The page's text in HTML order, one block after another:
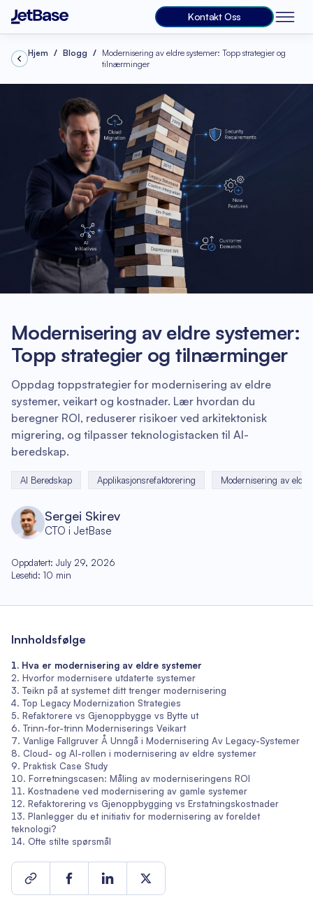
Kontakt Oss
Hjem Blogg
Modernisering av eldre systemer: Topp strategier og
tilnærminger
Modernisering av eldre systemer:
Topp strategier og tilnærminger
Oppdag toppstrategier for modernisering av eldre
systemer, veikart og kostnader. Lær hvordan du
beregner ROI, reduserer risikoer ved arkitektonisk
migrering, og tilpasser teknologistacken til AI-
beredskap.
AI Beredskap Applikasjonsrefaktorering Modernisering av eldre
Sergei Skirev
CTO i JetBase
Oppdatert: July 29, 2026
Lesetid: 10 min
Innholdsfølge
Hva er modernisering av eldre systemer
Hvorfor modernisere utdaterte systemer
Teikn på at systemet ditt trenger modernisering
Top Legacy Modernization Strategies
Refaktorere vs Gjenoppbygge vs Bytte ut
Trinn-for-trinn Moderniserings Veikart
Vanlige Fallgruver Å Unngå i Modernisering Av Legacy-Systemer
Cloud- og AI-rollen i modernisering av eldre systemer
Praktisk Case Study
Forretningscasen: Måling av moderniseringens ROI
Kostnadene ved modernisering av gamle systemer
Refaktorering vs Gjenoppbygging vs Erstatningskostnader
Planlegger du et initiativ for modernisering av foreldet
teknologi?
Ofte stilte spørsmål